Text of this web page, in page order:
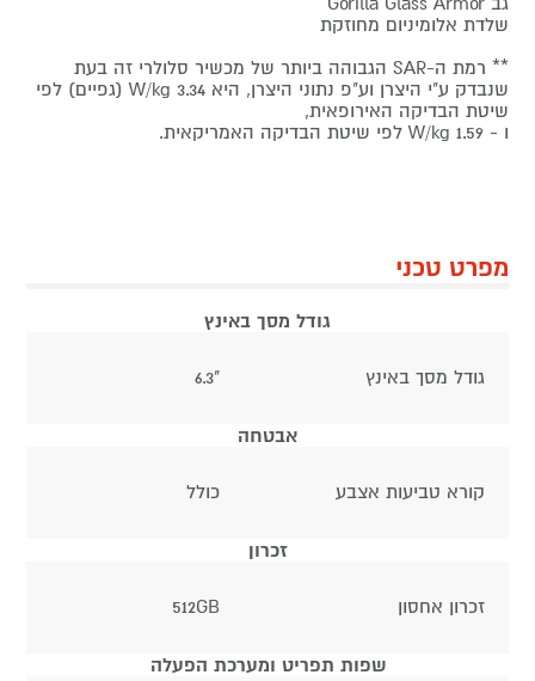
שלדת אלומיניום מחוזקת
** רמת ה-SAR הגבוהה ביותר של מכשיר סלולרי זה בעת
שנבדק ע"י היצרן וע"פ נתוני היצרן, היא W/kg 3.34 (גפיים) לפי
שיטת הבדיקה האירופאית,
ו - W/kg 1.59 לפי שיטת הבדיקה האמריקאית.
מפרט טכני
גודל מסך באינץ
גודל מסך באינץ "6.3
אבטחה
קורא טביעות אצבע כולל
זכרון
זכרון אחסון 512GB
שפות תפריט ומערכת הפעלה